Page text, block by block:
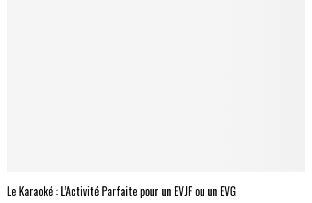
Le Karaoké : L’Activité Parfaite pour un EVJF ou un EVG